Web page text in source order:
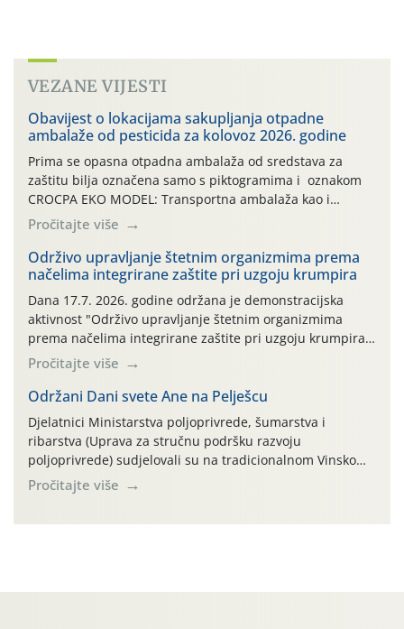
VEZANE VIJESTI
Obavijest o lokacijama sakupljanja otpadne
ambalaže od pesticida za kolovoz 2026. godine
Prima se opasna otpadna ambalaža od sredstava za
zaštitu bilja označena samo s piktogramima i oznakom
CROCPA EKO MODEL: Transportna ambalaža kao i
ambalaža drugih proizvoda koji nisu sredstva za zaštitu
bilja (npr. ambalaža od mineralnih gnojiva,) se ne
prihvaća. Korisnicima je osiguran besplatni povrat
prazne ambalaže isključivo ovih tvrtki: AGROCHEM-MAKS,
AGRONOM, ALBAUGH TKI* (PINUS […]
Pročitajte više
Održivo upravljanje štetnim organizmima prema
načelima integrirane zaštite pri uzgoju krumpira
Dana 17.7. 2026. godine održana je demonstracijska
aktivnost "Održivo upravljanje štetnim organizmima
prema načelima integrirane zaštite pri uzgoju krumpira"
na pokusnom polju "Poredje", kraj naselja Belica (ARKOD
parcela ID 2445031) (središnji dio Međimurske županije).
Pročitajte više
Održani Dani svete Ane na Pelješcu
Djelatnici Ministarstva poljoprivrede, šumarstva i
ribarstva (Uprava za stručnu podršku razvoju
poljoprivrede) sudjelovali su na tradicionalnom Vinskom
forumu, održanom 24.07.2026. godine u Domu vinarske
tradicije u Putnikovićima na poluotoku Pelješcu, u
Pročitajte više